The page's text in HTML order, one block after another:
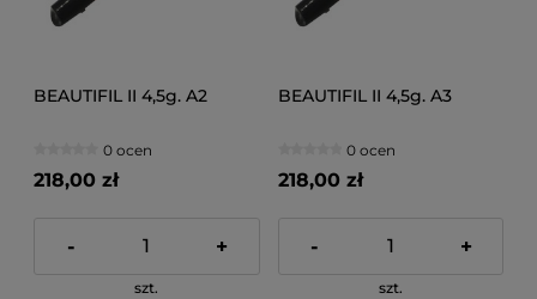
BEAUTIFIL II 4,5g. A2
0 ocen
218,00 zł
- +
szt.
BEAUTIFIL II 4,5g. A3
0 ocen
218,00 zł
- +
szt.